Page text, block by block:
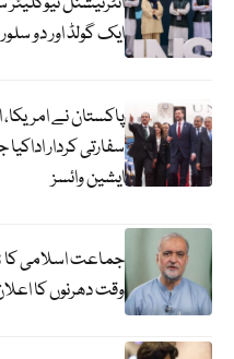
ایک گولڈ اور دو
پاکستان نے امریکا،
سفارتی کردار
ایشین وائسز
وقت دھرنوں کا